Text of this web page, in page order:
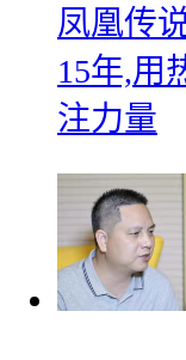
凤凰传
15年,用
注力量